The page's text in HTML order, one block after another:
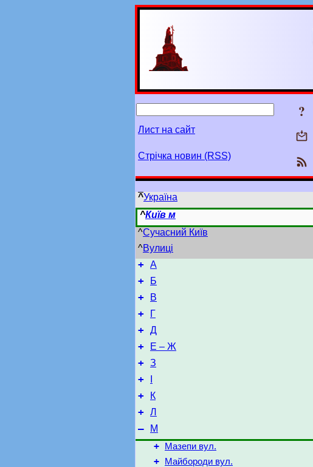
?
Лист на сайт
Стрічка новин (RSS)
^Україна
^Київ м
^Сучасний Київ
^Вулиці
+ А
+ Б
+ В
+ Г
+ Д
+ Е – Ж
+ З
+
+ К
+ Л
–
М
+
Мазепи вул.
+
Майбороди вул.